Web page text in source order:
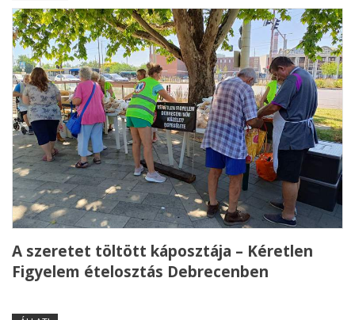
A szeretet töltött káposztája – Kéretlen
Figyelem ételosztás Debrecenben